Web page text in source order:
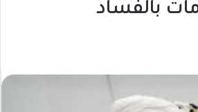
بالفساد